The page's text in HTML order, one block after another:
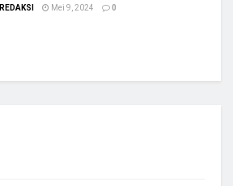
REDAKSI Mei 9, 2024 0